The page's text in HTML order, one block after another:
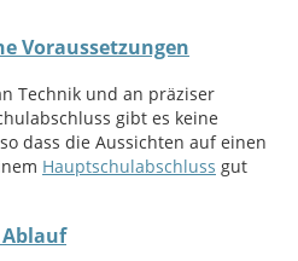
Voraussetzungen
Technik und an präziser
gibt es keine
dass die Aussichten auf einen
Hauptschulabschluss gut